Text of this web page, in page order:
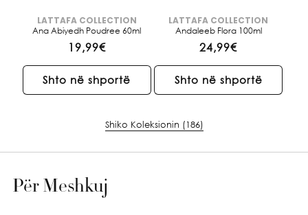
Brendi:
LATTAFA COLLECTION
Ana Abiyedh Poudree 60ml
Çmimi
i
rregullt
19,99€
Shto në shportë
Brendi:
LATTAFA COLLECTION
Andaleeb Flora 100ml
Çmimi
i
rregullt
24,99€
Shto në shportë
Shiko Koleksionin (186)
Për Meshkuj